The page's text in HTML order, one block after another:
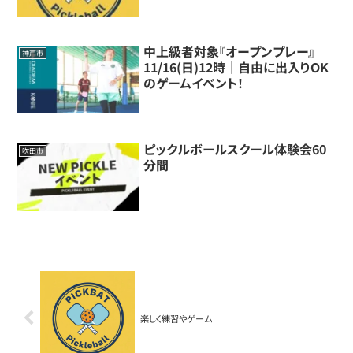
神戸市
中上級者対象『オープンプレー』
11/16(日)12時｜自由に出入りOK
のゲームイベント！
吹田市
ピックルボールスクール体験会60
分間
楽しく練習やゲーム